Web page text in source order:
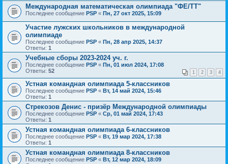
Международная математическая олимпиада "ФЕ/ТТ"
Последнее сообщение PSP « Пн, 27 окт 2025, 15:09
Участие лужских школьников в международной
олимпиаде
Последнее сообщение PSP « Пн, 28 апр 2025, 14:37
Ответы: 1
Учебные сборы 2023-2024 уч. г.
Последнее сообщение PSP « Пн, 01 июл 2024, 17:08
Ответы: 52 1 2 3 4
Устная командная олимпиада 5-классников
Последнее сообщение PSP « Вт, 14 май 2024, 15:46
Ответы: 1
Стрекозов Денис - призёр Международной олимпиады
Последнее сообщение PSP « Ср, 01 май 2024, 17:43
Ответы: 1
Устная командная олимпиада 6-классников
Последнее сообщение PSP « Вт, 19 мар 2024, 17:38
Ответы: 1
Устная командная олимпиада 8-классников
Последнее сообщение PSP « Вт, 12 мар 2024, 18:09